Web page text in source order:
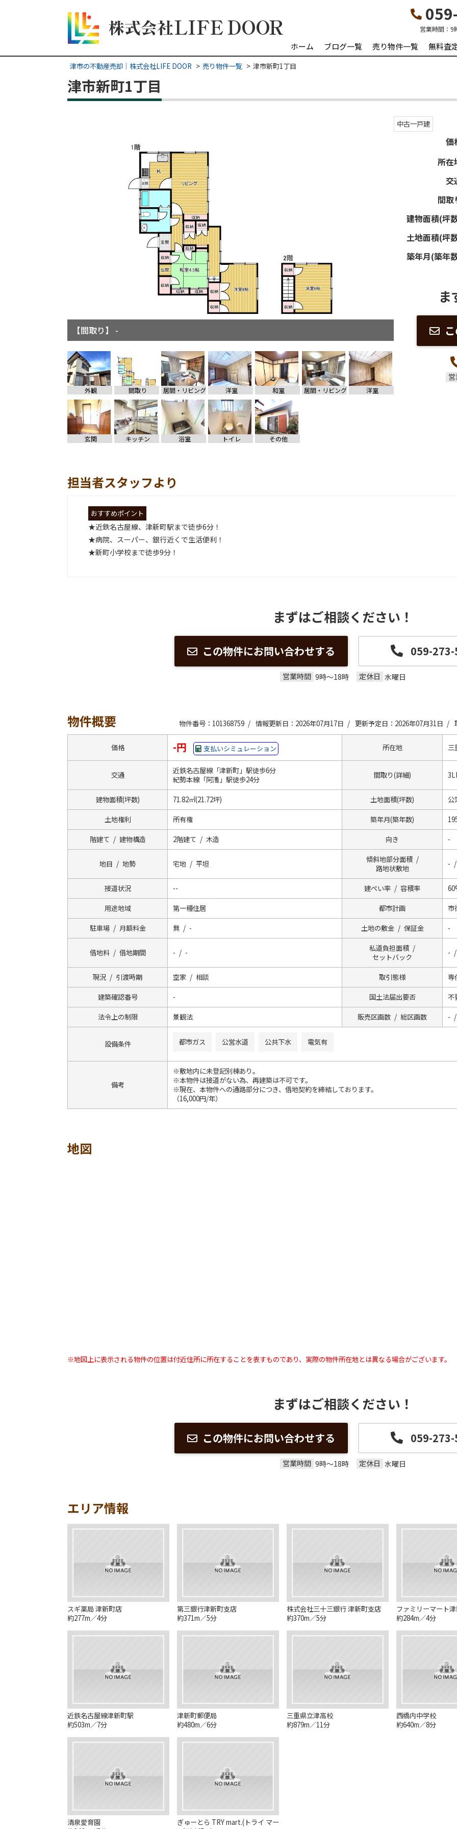
営業時間： 9
ホーム ブログ一覧 売り物件一覧 無料査
津市の不動産売却｜株式会社LIFE DOOR 売り物件一覧 津市新町1丁目
津市新町1丁目
【間取り】 -
【居間・リビング】 -
外観 間取り 居間・リビング 洋室 和室 居間・リビング 洋室
玄関 キッチン 浴室 トイレ その他
中古一戸建
価
所在
交
間取
建物面積(坪
土地面積(坪
築年月(築年
ま
担当者スタッフより
おすすめポイント
★近鉄名古屋線、津新町駅まで徒歩6分！
★病院、スーパー、銀行近くで生活便利！
★新町小学校まで徒歩9分！
まずはご相談ください！
この物件にお問い合わせする 059-
営業時間 9時～18時 定休日 水曜日
物件概要 物件番号：101368759 / 情報更新日：2026年07月17日 / 更新予定日：2026年07月31日 /
価格 -円 支払いシミュレーション 所在地 三
交通
近鉄名古屋線「津新町」駅徒歩6分
紀勢本線「阿漕」駅徒歩24分
間取り(詳細)
建物面積(坪数) 71.82㎡(21.72坪) 土地面積(坪数) 公
土地権利 所有権 築年月(築年数)
階建て / 建物構造 2階建て / 木造 向き -
地目 / 地勢 宅地 / 平坦
傾斜地部分面積 /
路地状敷地
-
接道状況 -- 建ぺい率 / 容積率
用途地域 第一種住居 都市計画 市
駐車場 / 月額料金 無 / - 土地の敷金 / 保証金 -
借地料 / 借地期間 - / -
私道負担面積 /
セットバック
-
現況 / 引渡時期 空家 / 相談 取引態様 専
建築確認番号 - 国土法届出要否 不
法令上の制限 景観法 販売区画数 / 総区画数 -
設備条件 都市ガス 公営水道 公共下水 電気有
備考
※敷地内に未登記別棟あり。
※本物件は接道がない為、再建築は不可です。
※現在、本物件への通路部分につき、借地契約を締結しております。
（16,000円/年）
地図
※地図上に表示される物件の位置は付近住所に所在することを表すものであり、実際の物件所在地とは異なる場合がございます。
まずはご相談ください！
この物件にお問い合わせする 059-
営業時間 9時～18時 定休日 水曜日
エリア情報
スギ薬局 津新町店
約277m／4分
第三銀行津新町支店
約371m／5分
株式会社三十三銀行 津新町支店
約370m／5分
ファミリーマート
約284m／4分
近鉄名古屋線津新町駅
約503m／7分
津新町郵便局
約480m／6分
三重県立津高校
約879m／11分
西橋内中学校
約640m／8分
清泉愛育園
ぎゅーとら TRY mart.(トライ マー